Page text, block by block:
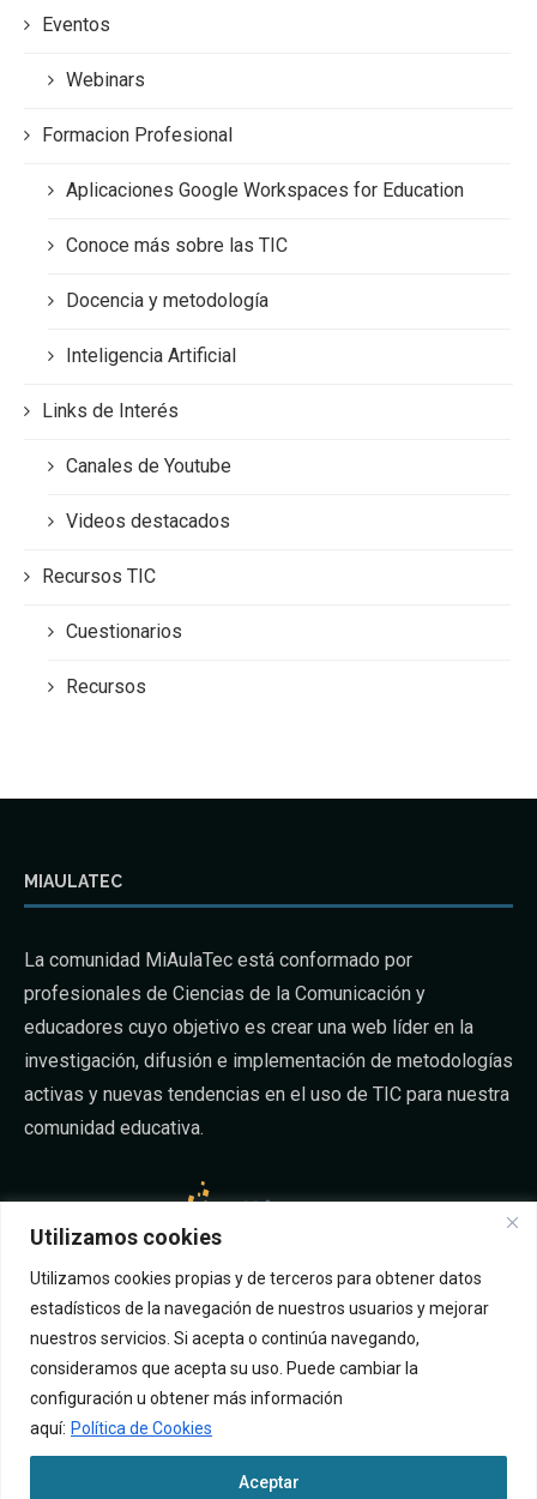
Utilizamos cookies
Utilizamos cookies propias y de terceros para obtener datos
estadísticos de la navegación de nuestros usuarios y mejorar
nuestros servicios. Si acepta o continúa navegando,
consideramos que acepta su uso. Puede cambiar la
configuración u obtener más información
aquí: Política de Cookies
Aceptar
Eventos
Webinars
Formacion Profesional
Aplicaciones Google Workspaces for Education
Conoce más sobre las TIC
Docencia y metodología
Inteligencia Artificial
Links de Interés
Canales de Youtube
Videos destacados
Recursos TIC
Cuestionarios
Recursos
MIAULATEC
La comunidad MiAulaTec está conformado por
profesionales de Ciencias de la Comunicación y
educadores cuyo objetivo es crear una web líder en la
investigación, difusión e implementación de metodologías
activas y nuevas tendencias en el uso de TIC para nuestra
comunidad educativa.
SÍGUENOS EN FACEBOOK